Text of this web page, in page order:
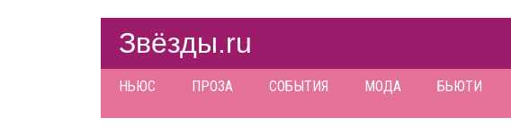
Звёзды.ru
НЬЮС ПРОЗА СОБЫТИЯ МОДА БЬЮТИ